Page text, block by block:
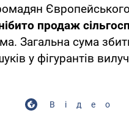
продаж
Загальна сума
у фігурантів
Відео